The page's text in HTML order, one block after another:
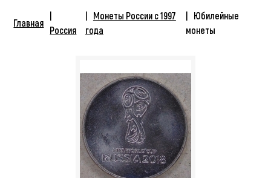
Главная
Россия
Монеты России с 1997
года
Юбилейные
монеты